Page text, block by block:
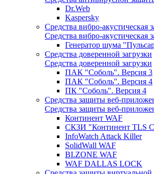
Dr.Web
Kaspersky
Средства вибро-
Средства вибро-
Генератор шума
Средства доверенной загрузки
Средства доверенной загрузки
ПАК "Соболь". Версия 3
ПАК "Соболь". Версия 4
ПК "Соболь". Версия 4
Средства защиты веб-
Средства защиты веб-
Континент WAF
СКЗИ "Континент TLS
InfoWatch Attack Killer
SolidWall WAF
BI.ZONE WAF
WAF DALLAS LOCK